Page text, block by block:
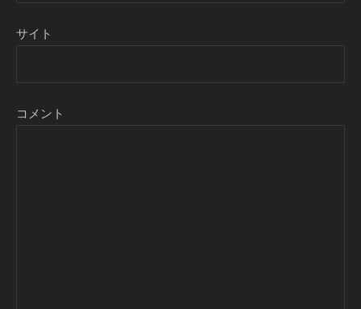
サイト
コメント